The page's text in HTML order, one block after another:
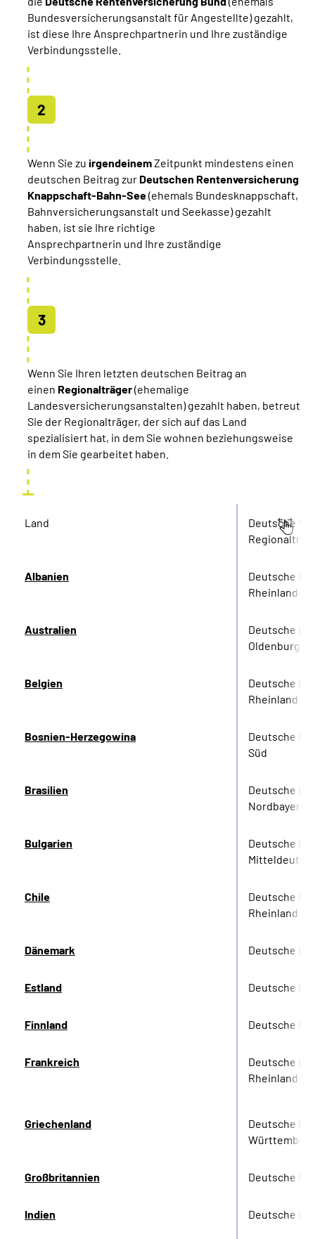
Bundesversicherungsanstalt für Angestellte) gezahlt,
ist diese Ihre Ansprechpartnerin und Ihre zuständige
Verbindungsstelle.
Wenn Sie zu irgendeinemZeitpunkt mindestens einen
deutschen Beitrag zur Deutschen Rentenversicherung
Knappschaft-Bahn-See(ehemals Bundesknappschaft,
Bahnversicherungsanstalt und Seekasse) gezahlt
haben, ist sie Ihre richtige
Ansprechpartnerin und Ihre zuständige
Verbindungsstelle.
Wenn Sie Ihren letzten deutschen Beitrag an
einen Regionalträger(ehemalige
Landesversicherungsanstalten) gezahlt haben, betreut
Sie der Regionalträger, der sich auf das Land
spezialisiert hat, in dem Sie wohnen beziehungsweise
in dem Sie gearbeitet haben.
Land
Deutsche
Albanien
Deutsche
Rheinland-
Australien
Deutsche
Oldenburg-
Belgien
Deutsche
Rheinland
Bosnien-Herzegowina
Deutsche
Süd
Brasilien
Deutsche
Nordbayern
Bulgarien
Deutsche
Chile
Deutsche
Rheinland
Dänemark Deutsche
Estland Deutsche
Finnland Deutsche
Frankreich
Deutsche
Rheinland-
Griechenland
Deutsche
Württemberg
Großbritannien Deutsche
Indien Deutsche